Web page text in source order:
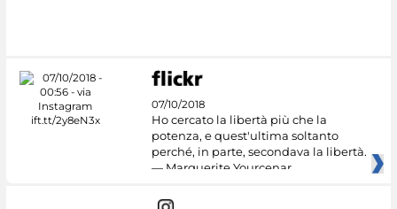
07/10/2018
Ho cercato la libertà più che la
potenza, e quest'ultima soltanto
perché, in parte, secondava la libertà.
— Marguerite Yourcenar